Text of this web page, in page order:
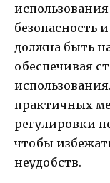
безопасность
должна быть
обеспечивая
практичных
регулировки
чтобы
неудобств.